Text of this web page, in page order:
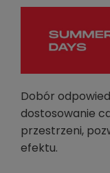
Dobór
dostosowanie
przestrzeni,
efektu.